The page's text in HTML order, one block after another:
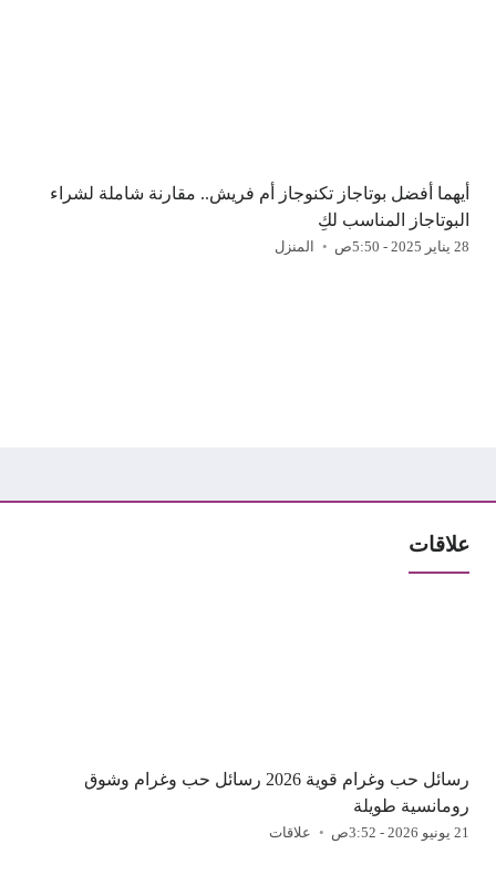
أيهما أفضل بوتاجاز تكنوجاز أم فريش.. مقارنة شاملة لشراء
البوتاجاز المناسب لكِ
28 يناير 2025 - 5:50ص المنزل
علاقات
رسائل حب وغرام قوية 2026 رسائل حب وغرام وشوق
رومانسية طويلة
21 يونيو 2026 - 3:52ص علاقات